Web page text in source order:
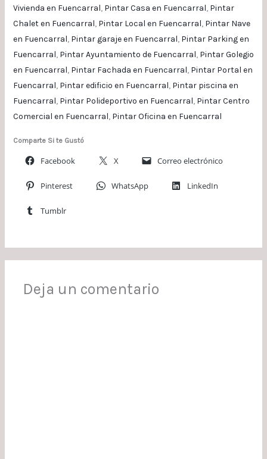
Vivienda en Fuencarral, Pintar Casa en Fuencarral, Pintar
Chalet en Fuencarral, Pintar Local en Fuencarral, Pintar Nave
en Fuencarral, Pintar garaje en Fuencarral, Pintar Parking en
Fuencarral, Pintar Ayuntamiento de Fuencarral, Pintar Golegio
en Fuencarral, Pintar Fachada en Fuencarral, Pintar Portal en
Fuencarral, Pintar edificio en Fuencarral, Pintar piscina en
Fuencarral, Pintar Polideportivo en Fuencarral, Pintar Centro
Comercial en Fuencarral, Pintar Oficina en Fuencarral
Comparte Si te Gustó
Facebook X Correo electrónico
Pinterest WhatsApp LinkedIn
Tumblr
Deja un comentario